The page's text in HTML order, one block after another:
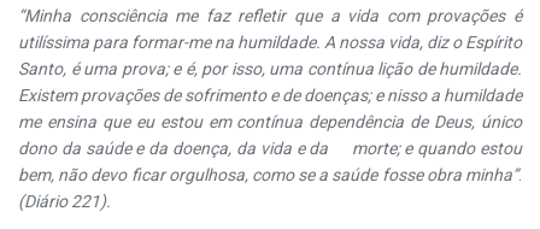
“Minha consciência me faz refletir que a vida com provações é
utilíssima para formar-me na humildade. A nossa vida, diz o Espírito
Santo, é uma prova; e é, por isso, uma contínua lição de humildade.
Existem provações de sofrimento e de doenças; e nisso a humildade
me ensina que eu estou em contínua dependência de Deus, único
dono da saúde e da doença, da vida e da morte; e quando estou
bem, não devo ficar orgulhosa, como se a saúde fosse obra minha”.
(Diário 221).